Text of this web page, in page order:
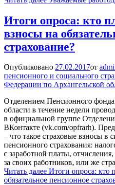
Итоги опроса: кто
взносы на
страхование?
Опубликовано 27.02.2017от
пенсионного и социального
Федерации по Архангельской
Отделением Пенсионного
области в течение недели
в официальной группе
ВКонтакте (vk.com/opfrarh).
– что такое страховые взносы в
пенсионного страхования:
с заработной платы,
за своих работников, или же
Читать далее Итоги опроса: кто
обязательное пенсионное